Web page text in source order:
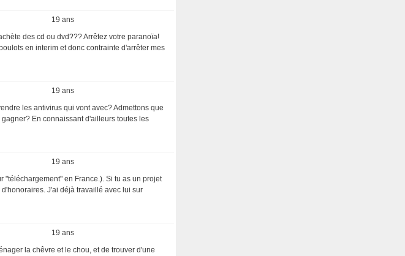
19 ans
des cd ou dvd??? Arrêtez votre paranoïa!
en interim et donc contrainte d'arrêter mes
19 ans
les antivirus qui vont avec? Admettons que
En connaissant d'ailleurs toutes les
19 ans
en France.). Si tu as un projet
J'ai déjà travaillé avec lui sur
19 ans
la chêvre et le chou, et de trouver d'une